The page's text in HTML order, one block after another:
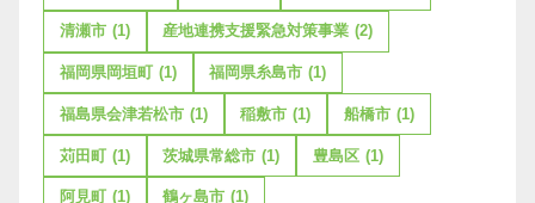
清瀬市 (1) 産地連携支援緊急対策事業 (2)
福岡県岡垣町 (1) 福岡県糸島市 (1)
福島県会津若松市 (1) 稲敷市 (1) 船橋市 (1)
苅田町 (1) 茨城県常総市 (1) 豊島区 (1)
阿見町 (1) 鶴ヶ島市 (1)